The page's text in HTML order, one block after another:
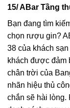
15/ ABar Tầng
Bạn đang tìm
chọn rượu gin?
38 của khách
khách được đảm
chân trời của
nhãn hiệu thủ
chắn sẽ hài lòng.